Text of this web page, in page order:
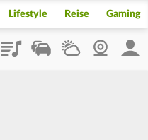
Lifestyle Reise Gaming
PlaylistStaupilotWetterWebcam